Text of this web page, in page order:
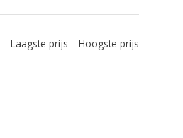
Laagste prijs Hoogste prijs